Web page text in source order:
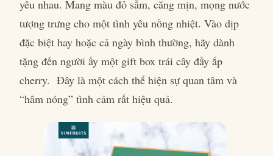
yêu nhau. Mang màu đỏ sẫm, căng mịn, mọng nước
tượng trưng cho một tình yêu nồng nhiệt. Vào dịp
đặc biệt hay hoặc cả ngày bình thường, hãy dành
tặng đến người ấy một gift box trái cây đầy ắp
cherry. Đây là một cách thể hiện sự quan tâm và
“hâm nóng” tình cảm rất hiệu quả.